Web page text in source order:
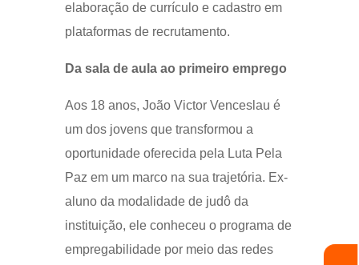
elaboração de currículo e cadastro em
plataformas de recrutamento.
Da sala de aula ao primeiro emprego
Aos 18 anos, João Victor Venceslau é
um dos jovens que transformou a
oportunidade oferecida pela Luta Pela
Paz em um marco na sua trajetória. Ex-
aluno da modalidade de judô da
instituição, ele conheceu o programa de
empregabilidade por meio das redes